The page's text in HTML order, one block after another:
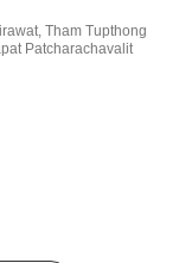
,Tham Tupthong
Patcharachavalit